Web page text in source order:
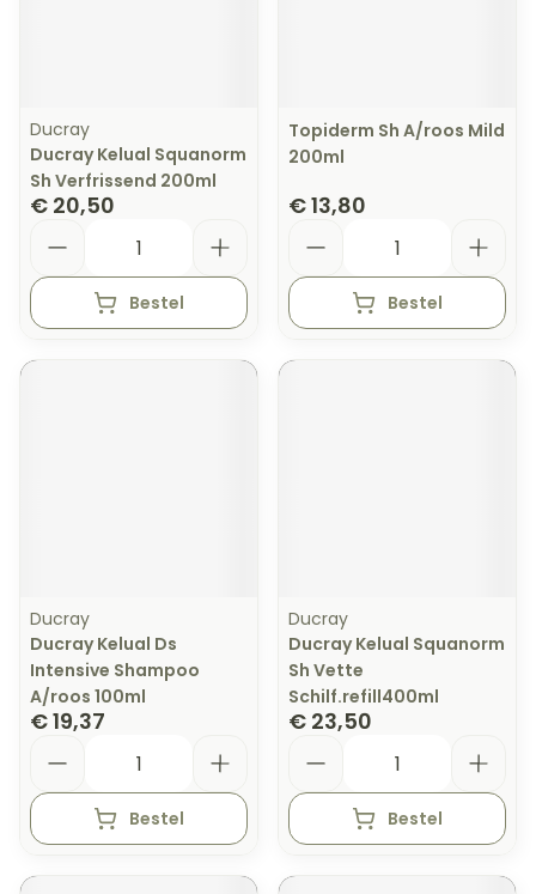
Ducray
Ducray Kelual Squanorm
Sh Verfrissend 200ml
€ 20,50
Bestel
Topiderm Sh A/roos Mild
200ml
€ 13,80
Bestel
Ducray
Ducray Kelual Ds
Intensive Shampoo
A/roos 100ml
€ 19,37
Bestel
Ducray
Ducray Kelual Squanorm
Sh Vette
Schilf.refill400ml
€ 23,50
Bestel